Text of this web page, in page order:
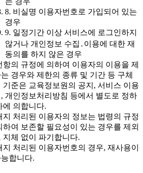
8. 비실명 이용자번호로 가입되어 있는
경우
9. 일정기간 이상 서비스에 로그인하지
않거나 개인정보 수집․이용에 대한 재
동의를 하지 않은 경우
의 규정에 의하여 이용자의 이용을 제
경우와 제한의 종류 및 기간 등 구체
기준은 교육정보원의 공지, 서비스 이용
개인정보처리방침 등에서 별도로 정하
에 의합니다.
처리된 이용자의 정보는 법령의 규정
하여 보존할 필요성이 있는 경우를 제외
지체 없이 파기합니다.
처리된 이용자번호의 경우, 재사용이
합니다.